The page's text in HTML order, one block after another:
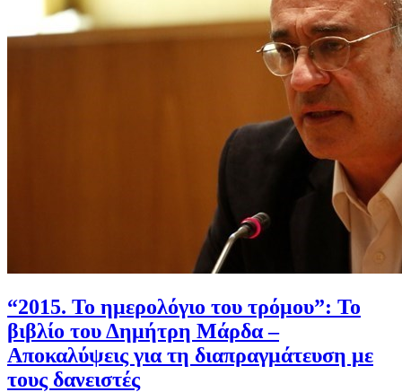
“2015. Το ημερολόγιο του τρόμου”: Το
βιβλίο του Δημήτρη Μάρδα –
Αποκαλύψεις για τη διαπραγμάτευση με
τους δανειστές